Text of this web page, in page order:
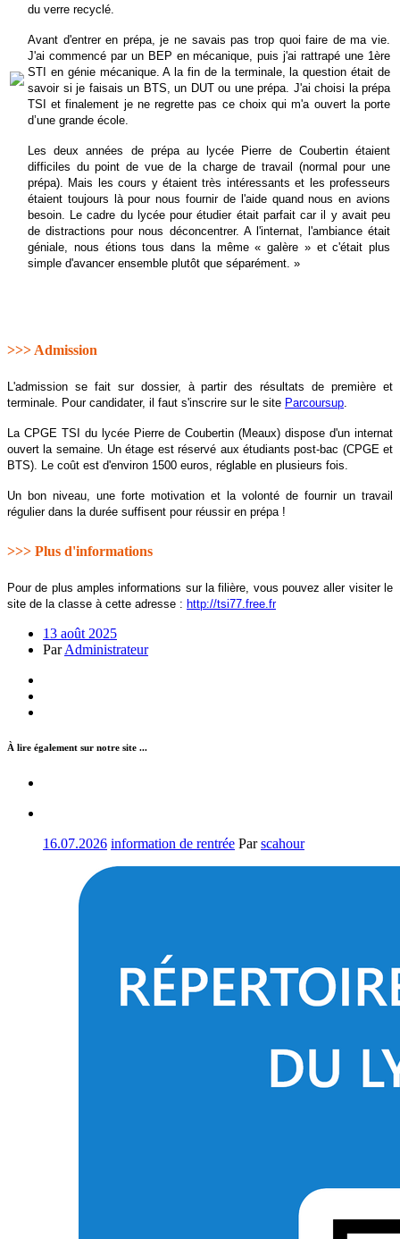
du verre recyclé.
Avant d'entrer en prépa, je ne savais pas trop quoi faire de ma vie.
J'ai commencé par un BEP en mécanique, puis j'ai rattrapé une 1ère
STI en génie mécanique. A la fin de la terminale, la question était de
savoir si je faisais un BTS, un DUT ou une prépa. J'ai choisi la prépa
TSI et finalement je ne regrette pas ce choix qui m'a ouvert la porte
d’une grande école.
Les deux années de prépa au lycée Pierre de Coubertin étaient
difficiles du point de vue de la charge de travail (normal pour une
prépa). Mais les cours y étaient très intéressants et les professeurs
étaient toujours là pour nous fournir de l'aide quand nous en avions
besoin. Le cadre du lycée pour étudier était parfait car il y avait peu
de distractions pour nous déconcentrer. A l'internat, l'ambiance était
géniale, nous étions tous dans la même « galère » et c'était plus
simple d'avancer ensemble plutôt que séparément. »
>>> Admission
L'admission se fait sur dossier, à partir des résultats de première et
terminale. Pour candidater, il faut s'inscrire sur le site Parcoursup
La CPGE TSI du lycée Pierre de Coubertin (Meaux) dispose d'un internat
ouvert la semaine. Un étage est réservé aux étudiants post-bac (CPGE et
BTS). Le coût est d'environ 1500 euros, réglable en plusieurs fois.
Un bon niveau, une forte motivation et la volonté de fournir un travail
régulier dans la durée suffisent pour réussir en prépa !
>>> Plus d'informations
Pour de plus amples informations sur la filière, vous pouvez aller visiter le
site de la classe à cette adresse : http://tsi77.free.fr
13 août 2025
ParAdministrateur
À lire également sur notre site ...
16.07.2026 information de rentrée Parscahour